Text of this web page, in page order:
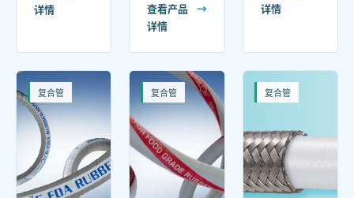
详情
查看产品
详情
→
详情
复合管 复合管 复合管